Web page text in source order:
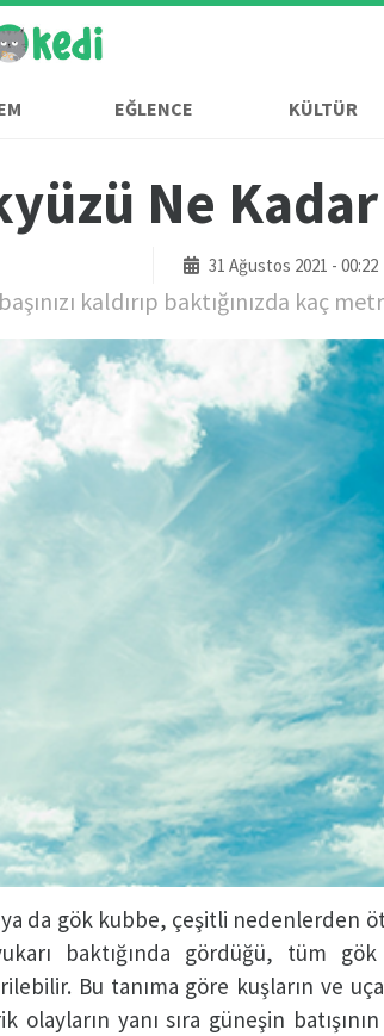
EĞLENCE KÜLTÜR
Ne
31 Ağustos 2021 - 00:22
kaldırıp baktığınızda kaç
da gök kubbe, çeşitli nedenlerden
baktığında gördüğü, tüm
Bu tanıma göre kuşların ve
olayların yanı sıra güneşin